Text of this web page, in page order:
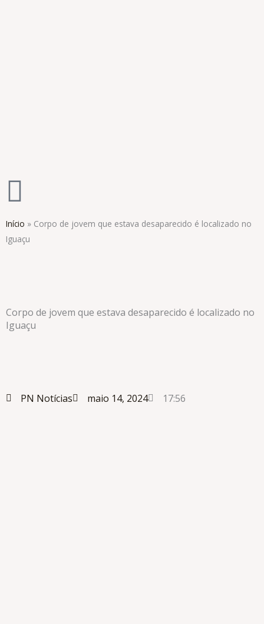
Início » Corpo de jovem que estava desaparecido é localizado no
Iguaçu
Corpo de jovem que estava desaparecido é localizado no
Iguaçu
PN Notícias maio 14, 2024 17:56